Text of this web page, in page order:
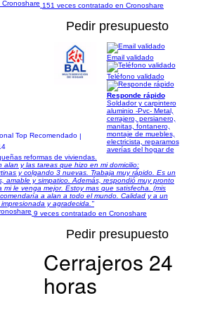
151 veces contratado en Cronoshare
Pedir presupuesto
|
Email validado
Teléfono validado
Responde rápido
Soldador y carpintero
aluminio -Pvc- Metal,
cerrajero, persianero,
manitas, fontanero,
montaje de muebles,
electricista, reparamos
averías del hogar de
reformas de viviendas.
alan y las tareas que hizo en mi domicilio:
y colgando 3 nuevas. Trabaja muy rápido. Es un
amable y simpatico. Además, respondió muy pronto
mi le venga mejor. Estoy mas que satisfecha. (mis
a alan a todo el mundo. Calidad y a un
y agradecida."
9 veces contratado en Cronoshare
Pedir presupuesto
Cerrajeros 24
horas